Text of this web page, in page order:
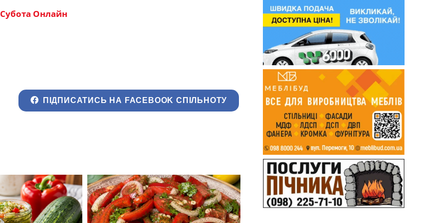
Субота Онлайн
ПІДПИСАТИСЬ НА FACEBOOK СПІЛЬНОТУ